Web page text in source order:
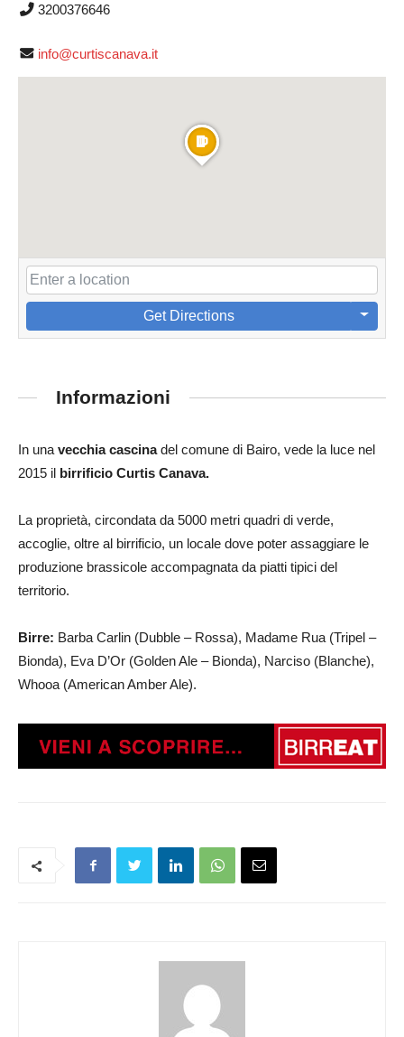
3200376646
info@curtiscanava.it
Get Directions
Informazioni
In una vecchia cascinadel comune di Bairo, vede la luce nel
2015 il birrificio Curtis Canava.
La proprietà, circondata da 5000 metri quadri di verde,
accoglie, oltre al birrificio, un locale dove poter assaggiare le
produzione brassicole accompagnata da piatti tipici del
territorio.
Birre: Barba Carlin (Dubble – Rossa), Madame Rua (Tripel –
Bionda), Eva D’Or (Golden Ale – Bionda), Narciso (Blanche),
Whooa (American Amber Ale).